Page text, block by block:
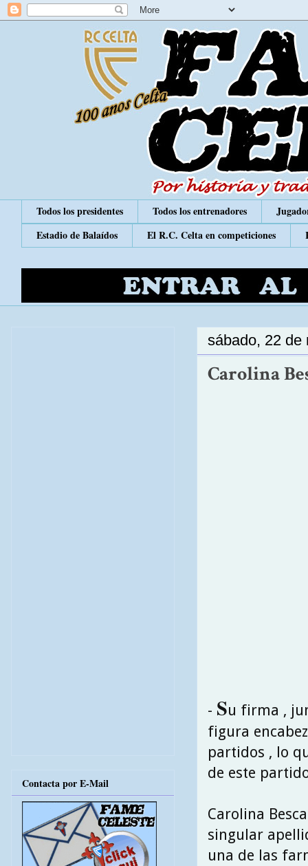
Todos los presidentes Todos los entrenadores
Estadio de Balaídos
El R.C. Celta en competiciones
sábado, 22 de
Carolina
- Su firma ,
figura
partidos , lo
de este
Carolina
singular
una de las
Contacta por E-Mail